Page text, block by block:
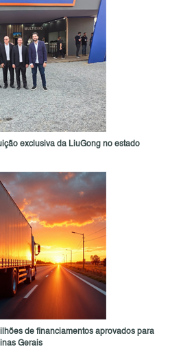
exclusiva da LiuGong no estado
de financiamentos aprovados para
Gerais